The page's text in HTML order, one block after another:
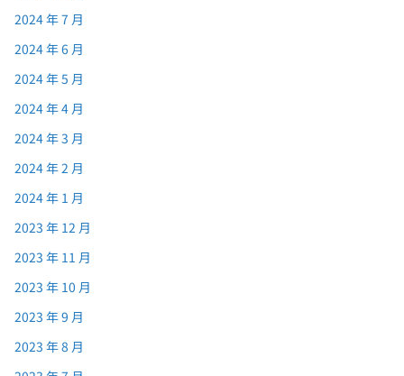
2024 年 7 月
2024 年 6 月
2024 年 5 月
2024 年 4 月
2024 年 3 月
2024 年 2 月
2024 年 1 月
2023 年 12 月
2023 年 11 月
2023 年 10 月
2023 年 9 月
2023 年 8 月